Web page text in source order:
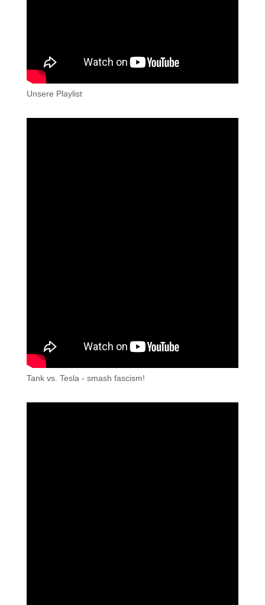
Unsere Playlist
Tank vs. Tesla - smash fascism!